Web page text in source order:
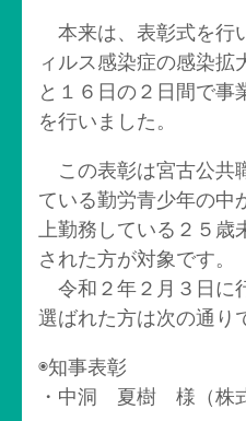
本来は、表彰式を行
ィルス感染症の感染拡
と１６日の２日間で事
を行いました。
この表彰は宮古公共
ている勤労青少年の中
上勤務している２５
された方が対象です。
令和２年２月３日に
選ばれた方は次の通り
◉知事表彰
・中洞 夏樹 様（株